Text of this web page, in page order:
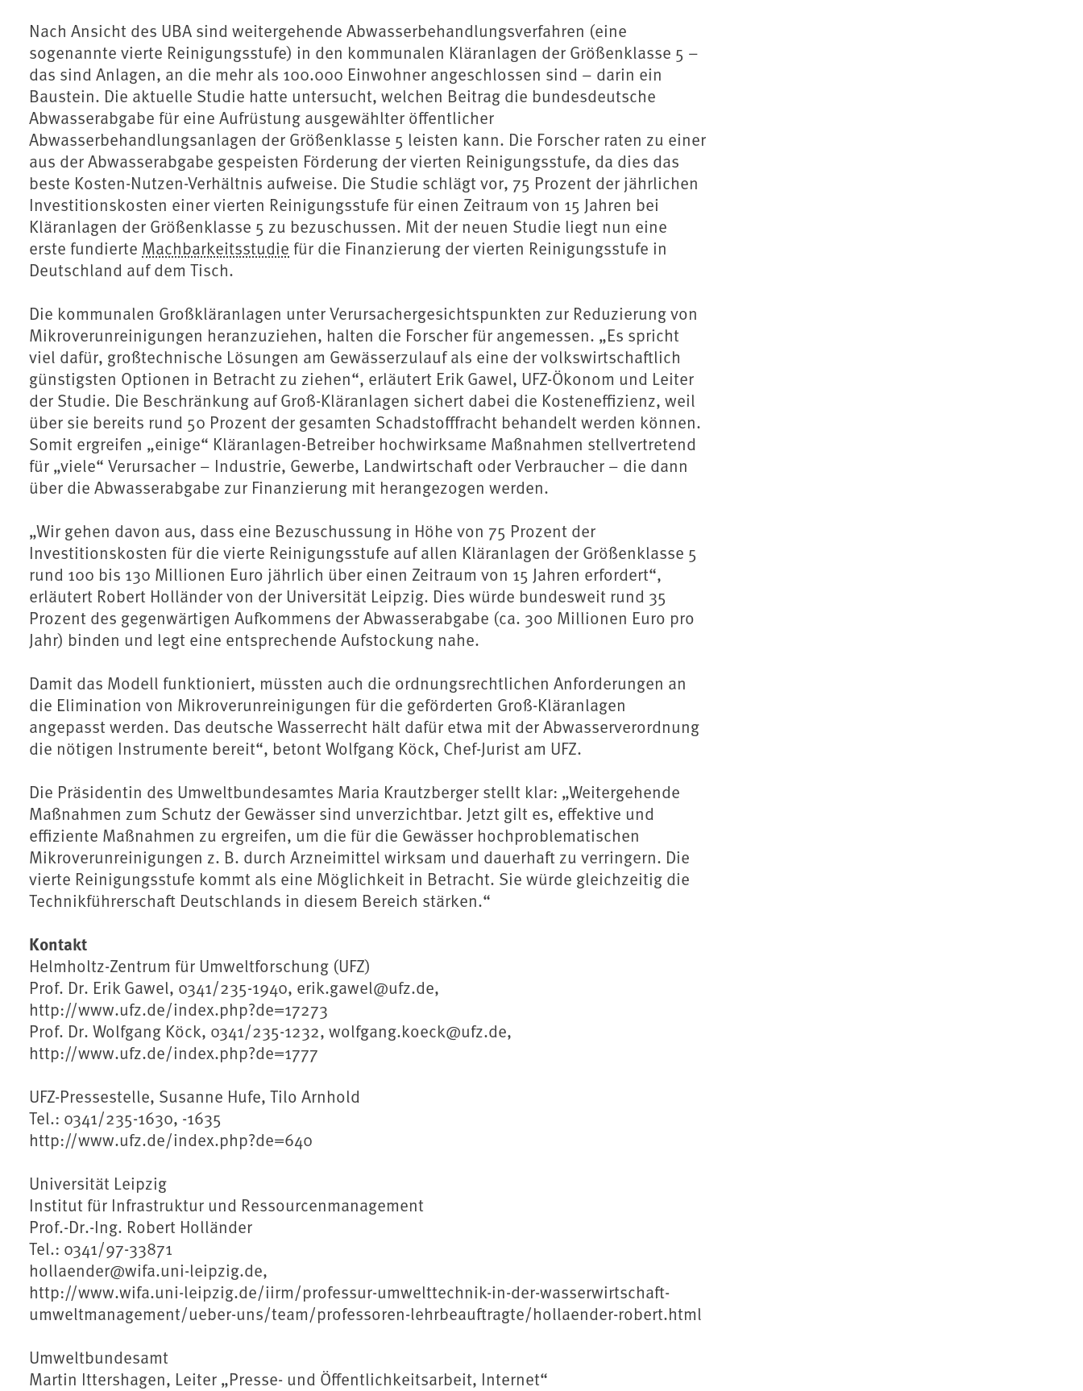
Nach Ansicht des UBA sind weitergehende Abwasserbehandlungsverfahren (eine
sogenannte vierte Reinigungsstufe) in den kommunalen Kläranlagen der Größenklasse 5 –
das sind Anlagen, an die mehr als 100.000 Einwohner angeschlossen sind – darin ein
Baustein. Die aktuelle Studie hatte untersucht, welchen Beitrag die bundesdeutsche
Abwasserabgabe für eine Aufrüstung ausgewählter öffentlicher
Abwasserbehandlungsanlagen der Größenklasse 5 leisten kann. Die Forscher raten zu einer
aus der Abwasserabgabe gespeisten Förderung der vierten Reinigungsstufe, da dies das
beste Kosten-Nutzen-Verhältnis aufweise. Die Studie schlägt vor, 75 Prozent der jährlichen
Investitionskosten einer vierten Reinigungsstufe für einen Zeitraum von 15 Jahren bei
Kläranlagen der Größenklasse 5 zu bezuschussen. Mit der neuen Studie liegt nun eine
erste fundierte Machbarkeitsstudie für die Finanzierung der vierten Reinigungsstufe in
Deutschland auf dem Tisch.
Die kommunalen Großkläranlagen unter Verursachergesichtspunkten zur Reduzierung von
Mikroverunreinigungen heranzuziehen, halten die Forscher für angemessen. „Es spricht
viel dafür, großtechnische Lösungen am Gewässerzulauf als eine der volkswirtschaftlich
günstigsten Optionen in Betracht zu ziehen“, erläutert Erik Gawel, UFZ-Ökonom und Leiter
der Studie. Die Beschränkung auf Groß-Kläranlagen sichert dabei die Kosteneffizienz, weil
über sie bereits rund 50 Prozent der gesamten Schadstofffracht behandelt werden können.
Somit ergreifen „einige“ Kläranlagen-Betreiber hochwirksame Maßnahmen stellvertretend
für „viele“ Verursacher – Industrie, Gewerbe, Landwirtschaft oder Verbraucher – die dann
über die Abwasserabgabe zur Finanzierung mit herangezogen werden.
„Wir gehen davon aus, dass eine Bezuschussung in Höhe von 75 Prozent der
Investitionskosten für die vierte Reinigungsstufe auf allen Kläranlagen der Größenklasse 5
rund 100 bis 130 Millionen Euro jährlich über einen Zeitraum von 15 Jahren erfordert“,
erläutert Robert Holländer von der Universität Leipzig. Dies würde bundesweit rund 35
Prozent des gegenwärtigen Aufkommens der Abwasserabgabe (ca. 300 Millionen Euro pro
Jahr) binden und legt eine entsprechende Aufstockung nahe.
Damit das Modell funktioniert, müssten auch die ordnungsrechtlichen Anforderungen an
die Elimination von Mikroverunreinigungen für die geförderten Groß-Kläranlagen
angepasst werden. Das deutsche Wasserrecht hält dafür etwa mit der Abwasserverordnung
die nötigen Instrumente bereit“, betont Wolfgang Köck, Chef-Jurist am UFZ.
Die Präsidentin des Umweltbundesamtes Maria Krautzberger stellt klar: „Weitergehende
Maßnahmen zum Schutz der Gewässer sind unverzichtbar. Jetzt gilt es, effektive und
effiziente Maßnahmen zu ergreifen, um die für die Gewässer hochproblematischen
Mikroverunreinigungen z. B. durch Arzneimittel wirksam und dauerhaft zu verringern. Die
vierte Reinigungsstufe kommt als eine Möglichkeit in Betracht. Sie würde gleichzeitig die
Technikführerschaft Deutschlands in diesem Bereich stärken.“
Kontakt
Helmholtz-Zentrum für Umweltforschung (UFZ)
Prof. Dr. Erik Gawel, 0341/235-1940, erik.gawel@ufz.de,
http://www.ufz.de/index.php?de=17273
Prof. Dr. Wolfgang Köck, 0341/235-1232, wolfgang.koeck@ufz.de,
http://www.ufz.de/index.php?de=1777
UFZ-Pressestelle, Susanne Hufe, Tilo Arnhold
Tel.: 0341/235-1630, -1635
http://www.ufz.de/index.php?de=640
Universität Leipzig
Institut für Infrastruktur und Ressourcenmanagement
Prof.-Dr.-Ing. Robert Holländer
Tel.: 0341/97-33871
hollaender@wifa.uni-leipzig.de,
http://www.wifa.uni-leipzig.de/iirm/professur-umwelttechnik-in-der-wasserwirtschaft-
umweltmanagement/ueber-uns/team/professoren-lehrbeauftragte/hollaender-robert.html
Umweltbundesamt
Martin Ittershagen, Leiter „Presse- und Öffentlichkeitsarbeit, Internet“